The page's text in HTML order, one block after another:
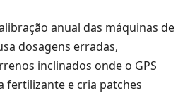
anual das máquinas de
dosagens erradas,
inclinados onde o GPS
fertilizante e cria patches